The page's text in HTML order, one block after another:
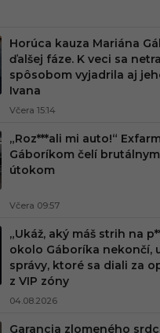
Horúca kauza Mariána
ďalšej fáze. K veci sa
spôsobom vyjadrila aj
Ivana
Včera 15:14
„Roz***ali mi auto!“
Gáboríkom čelí
útokom
Včera 09:57
„Ukáž, aký máš strih na
okolo Gáboríka nekončí,
správy, ktoré sa diali za
z VIP zóny
04.08.2026
Garancia zlomeného